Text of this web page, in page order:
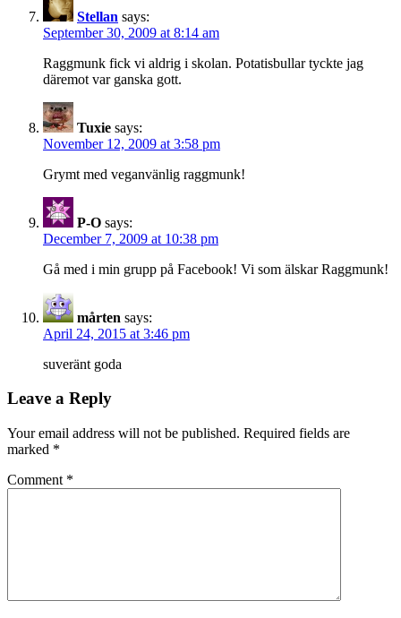
Stellan says:
September 30, 2009 at 8:14 am
Raggmunk fick vi aldrig i skolan. Potatisbullar tyckte jag
däremot var ganska gott.
Tuxie says:
November 12, 2009 at 3:58 pm
Grymt med veganvänlig raggmunk!
P-O says:
December 7, 2009 at 10:38 pm
Gå med i min grupp på Facebook! Vi som älskar Raggmunk!
mårten says:
April 24, 2015 at 3:46 pm
suveränt goda
Leave a Reply
Your email address will not be published. Required fields are
marked *
Comment *